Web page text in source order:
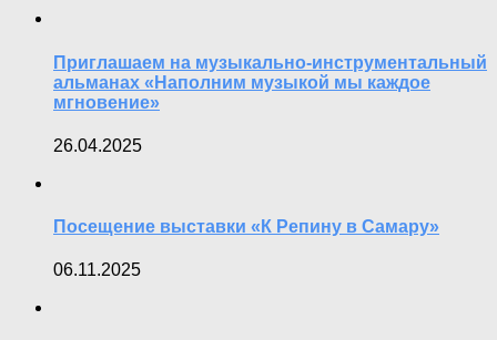
Приглашаем на музыкально-инструментальный
альманах «Наполним музыкой мы каждое
мгновение»
26.04.2025
Посещение выставки «К Репину в Самару»
06.11.2025